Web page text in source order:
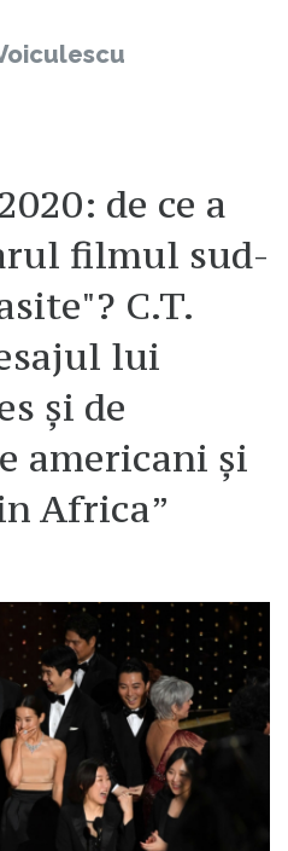
de ce a
filmul sud-
C.T.
lui
și de
americani și
Africa”